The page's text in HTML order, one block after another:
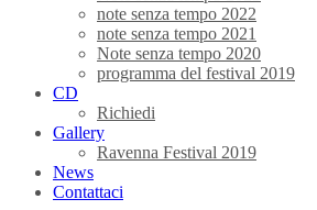
note senza tempo 2022
note senza tempo 2021
Note senza tempo 2020
programma del festival 2019
CD
Richiedi
Gallery
Ravenna Festival 2019
News
Contattaci